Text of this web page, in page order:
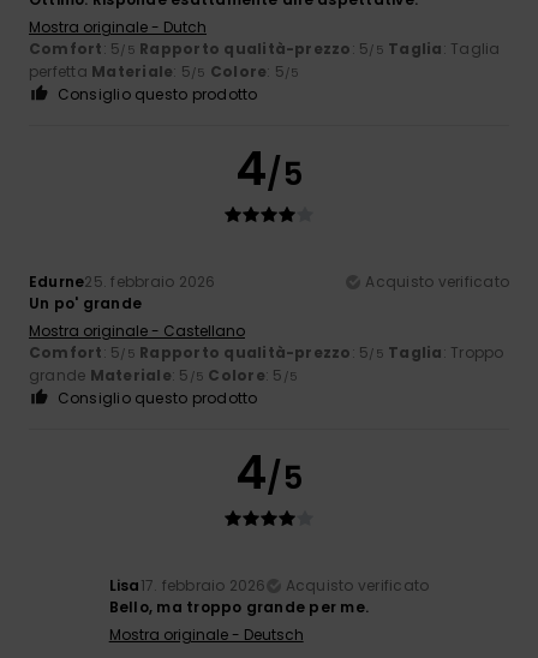
Mostra originale - Dutch
Comfort: 5/5 Rapporto qualità-prezzo: 5/5 Taglia: Taglia
perfetta Materiale: 5/5 Colore: 5/5
Consiglio questo prodotto
4/5
Edurne25. febbraio 2026
Acquisto verificato
Un po' grande
Mostra originale - Castellano
Comfort: 5/5 Rapporto qualità-prezzo: 5/5 Taglia: Troppo
grande Materiale: 5 /5 Colore: 5 /5
Consiglio questo prodotto
4/5
Lisa17. febbraio 2026
Acquisto verificato
Bello, ma troppo grande per me.
Mostra originale - Deutsch